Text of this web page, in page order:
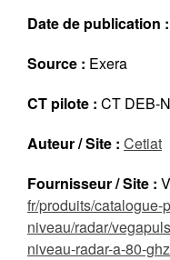
Date de publication :
Source : Exera
CT pilote : CT DEB-
Auteur / Site : Cetiat
Fournisseur / Site :
fr/produits/catalogue-
niveau/radar/
niveau-radar-a-80-